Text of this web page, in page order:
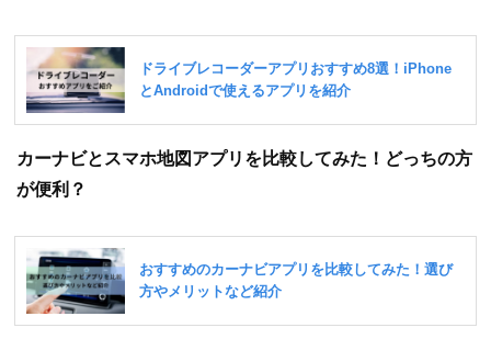
カーナビとスマホ地図アプリを比較してみた！どっちの方
が便利？